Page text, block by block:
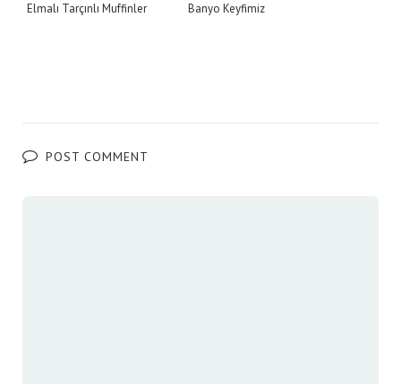
Elmalı Tarçınlı Muffinler Banyo Keyfimiz
POST COMMENT